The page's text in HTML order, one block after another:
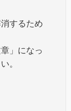
するため
」になっ
。